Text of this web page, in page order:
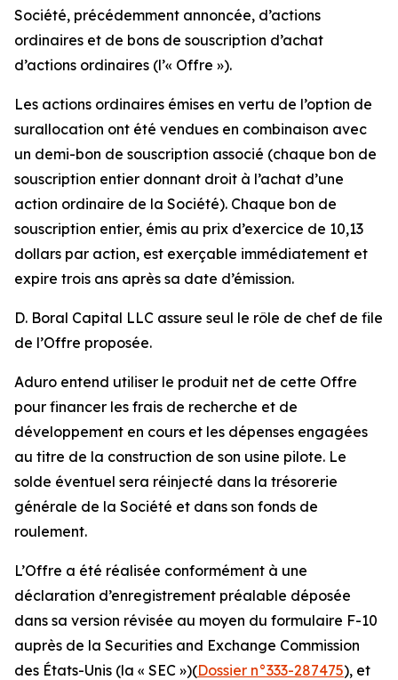
Société, précédemment annoncée, d’actions
ordinaires et de bons de souscription d’achat
d’actions ordinaires (l’« Offre »).
Les actions ordinaires émises en vertu de l’option de
surallocation ont été vendues en combinaison avec
un demi-bon de souscription associé (chaque bon de
souscription entier donnant droit à l’achat d’une
action ordinaire de la Société). Chaque bon de
souscription entier, émis au prix d’exercice de 10,13
dollars par action, est exerçable immédiatement et
expire trois ans après sa date d’émission.
D. Boral Capital LLC assure seul le rôle de chef de file
de l’Offre proposée.
Aduro entend utiliser le produit net de cette Offre
pour financer les frais de recherche et de
développement en cours et les dépenses engagées
au titre de la construction de son usine pilote. Le
solde éventuel sera réinjecté dans la trésorerie
générale de la Société et dans son fonds de
roulement.
L’Offre a été réalisée conformément à une
déclaration d’enregistrement préalable déposée
dans sa version révisée au moyen du formulaire F-10
auprès de la Securities and Exchange Commission
des États-Unis (la « SEC »)(Dossier n°333-287475), et